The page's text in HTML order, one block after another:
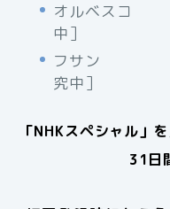
オルベスコ
中］
フサン す
究中］
「NHKスペシャル」
31日